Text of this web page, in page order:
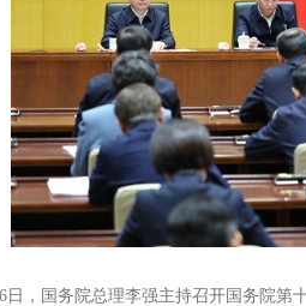
日，国务院总理李强主持召开国务院第